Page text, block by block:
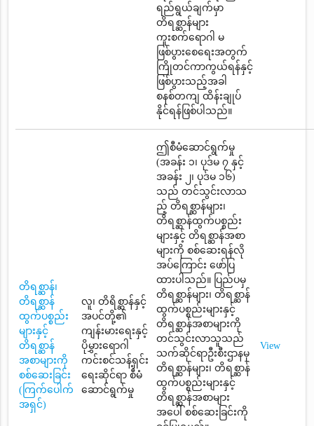
ရည်ရွယ်ချက်မှာ
တိရစ္ဆာန်များ
ကူးစက်ရောဂါ မ
ဖြစ်ပွားစေရေးအတွက်
ကြိုတင်ကာကွယ်ရန်နှင့်
ဖြစ်ပွားသည့်အခါ
စနစ်တကျ ထိန်းချုပ်
နိုင်ရန်ဖြစ်ပါသည်။
တိရစ္ဆာန်၊
တိရစ္ဆာန်
ထွက်ပစ္စည်း
များနှင့်
တိရစ္ဆာန်
အစာများကို
စစ်ဆေးခြင်း
(ကြက်ပေါက်
အရှင်)
လူ၊ တိရိစ္ဆာန်နှင့်
အပင်တို့၏
ကျန်းမားရေးနှင့်
ပိုမွှားရောဂါ
ကင်းစင်သန့်ရှင်း
ရေးဆိုင်ရာ စီမံ
ဆောင်ရွက်မှု
ဤစီမံဆောင်ရွက်မှု
(အခန်း ၁၊ ပုဒ်မ ၇ နှင့်
အခန်း ၂၊ ပုဒ်မ ၁၆)
သည် တင်သွင်းလာသ
ည့် တိရစ္ဆာန်များ၊
တိရစ္ဆာန်ထွက်ပစ္စည်း
များနှင့် တိရစ္ဆာန်အစာ
များကို စစ်ဆေးရန်လို
အပ်ကြောင်း ဖော်ပြ
ထားပါသည်။ ပြည်ပမှ
တိရစ္ဆာန်များ၊ တိရစ္ဆာန်
ထွက်ပစ္စည်းများနှင့်
တိရစ္ဆာန်အစာများကို
တင်သွင်းလာသူသည်
သက်ဆိုင်ရာဦးစီးဌာနမှ
တိရစ္ဆာန်များ၊ တိရစ္ဆာန်
ထွက်ပစ္စည်းများနှင့်
တိရစ္ဆာန်အစာများ
အပေါ် စစ်ဆေးခြင်းကို
View